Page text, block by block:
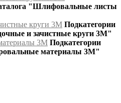
"Шлифовальные листы
круги 3М Подкатегории
и зачистные круги 3М"
3М Подкатегории
материалы 3М"